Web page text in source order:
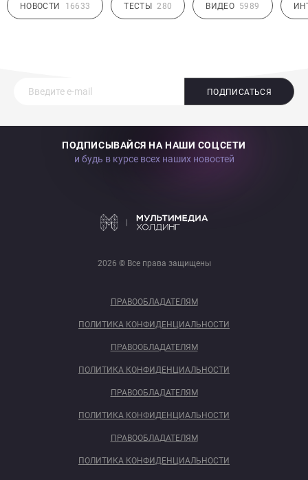
НОВОСТИ 16633 ТЕСТЫ 280 ВИДЕО 5989
ПОДПИСАТЬСЯ
ПОДПИСЫВАЙСЯ НА НАШИ СОЦСЕТИ
и будь в курсе всех наших новостей
2026 © Все права защищены
ПРАВООБЛАДАТЕЛЯМ
ПОЛИТИКА КОНФИДЕНЦИАЛЬНОСТИ
ПРАВООБЛАДАТЕЛЯМ
ПОЛИТИКА КОНФИДЕНЦИАЛЬНОСТИ
ПРАВООБЛАДАТЕЛЯМ
ПОЛИТИКА КОНФИДЕНЦИАЛЬНОСТИ
ПРАВООБЛАДАТЕЛЯМ
ПОЛИТИКА КОНФИДЕНЦИАЛЬНОСТИ